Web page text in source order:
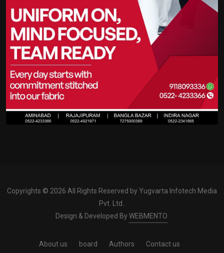
Copyrights © 2026 All Rights Reserved by Yugvarta Infotech Media
Pvt. Ltd..
Design & Developed ByWEBMENTO
About us board Authors Contact us